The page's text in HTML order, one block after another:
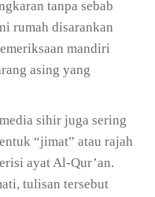
tanpa sebab
rumah disarankan
mandiri
asing yang
sihir juga sering
“jimat” atau rajah
ayat Al-Qur’an.
tulisan tersebut